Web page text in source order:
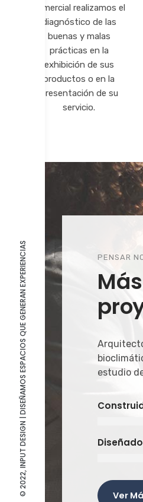
© 2022, INPUT DESIGN | DISEÑAMOS ESPACIOS QUE GENERAN EXPERIENCIAS
comercial realizamos el
diagnóstico de las
buenas y malas
prácticas en la
exhibición de sus
productos o en la
presentación de su
servicio.
PENSAR
estudio
Ver